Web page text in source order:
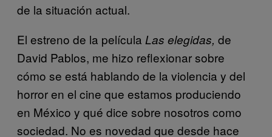
de la situación actual.
El estreno de la película Las elegidas, de
David Pablos, me hizo reflexionar sobre
cómo se está hablando de la violencia y del
horror en el cine que estamos produciendo
en México y qué dice sobre nosotros como
sociedad. No es novedad que desde hace